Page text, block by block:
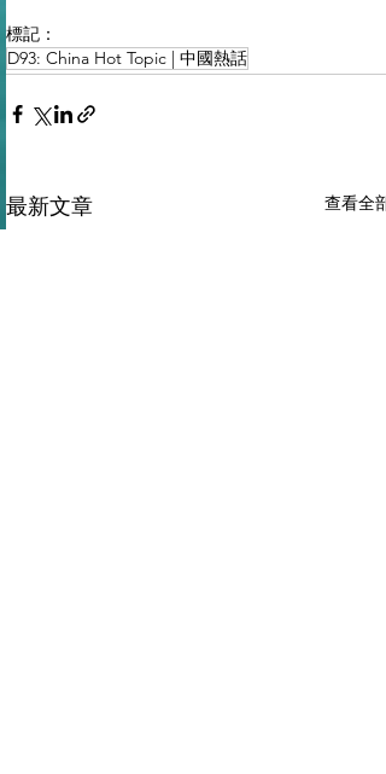
標記：
D93: China Hot Topic | 中國熱話
最新文章 查看全部